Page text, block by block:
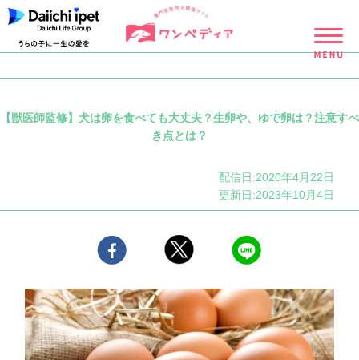
【獣医師監修】犬は卵を食べても大丈夫？生卵や、ゆで卵は？注意すべ
き点とは？
配信日:2020年4月22日
更新日:2023年10月4日